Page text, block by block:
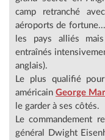
camp retranché
aéroports de
les pays alliés
entraînés
anglais).
Le plus qualifié
américain George
le garder à ses côtés.
Le commandement
général Dwight